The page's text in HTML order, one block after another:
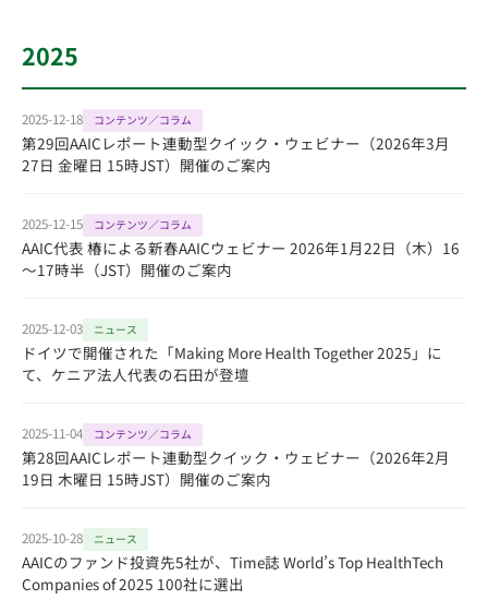
2025
2025-12-18 コンテンツ／コラム
第29回AAICレポート連動型クイック・ウェビナー（2026年3月
27日 金曜日 15時JST）開催のご案内
2025-12-15 コンテンツ／コラム
AAIC代表 椿による新春AAICウェビナー 2026年1月22日（木）16
～17時半（JST）開催のご案内
2025-12-03 ニュース
ドイツで開催された「Making More Health Together 2025」に
て、ケニア法人代表の石田が登壇
2025-11-04 コンテンツ／コラム
第28回AAICレポート連動型クイック・ウェビナー（2026年2月
19日 木曜日 15時JST）開催のご案内
2025-10-28 ニュース
AAICのファンド投資先5社が、Time誌 World’s Top HealthTech
Companies of 2025 100社に選出